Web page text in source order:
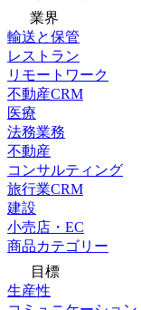
業界
輸送と保管
レストラン
リモートワーク
不動産CRM
医療
法務業務
不動産
コンサルティング
旅行業CRM
建設
小売店・EC
商品カテゴリー
目標
生産性